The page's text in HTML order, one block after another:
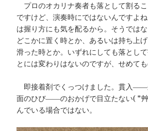
プロのオカリナ奏者も落として割る
ですけど、演奏時にではないんですよ
は握り方にも気を配るから。そうでは
どこかに置く時とか、あるいは持ち上
滑った時とか。いずれにしても落とし
とには変わりはないのですが、せめて
即接着剤でくっつけました。貫入――
面のひび――のおかげで目立たない( *´
んでいる場合ではない。